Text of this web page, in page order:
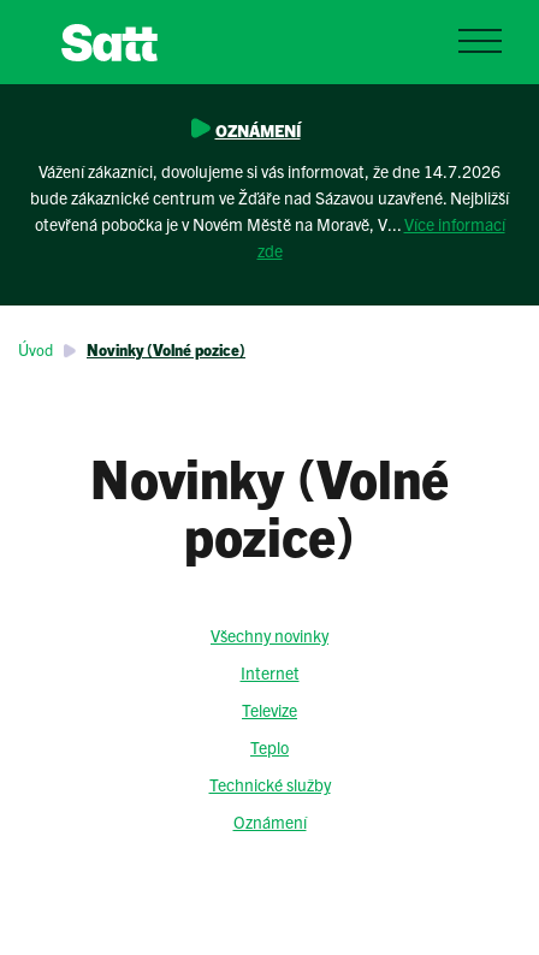
OZNÁMENÍ
Vážení zákazníci, dovolujeme si vás informovat, že dne 14.7.2026
bude zákaznické centrum ve Žďáře nad Sázavou uzavřené. Nejbližší
otevřená pobočka je v Novém Městě na Moravě, V...Více informací
zde
Úvod Novinky (Volné pozice)
Novinky (Volné
pozice)
Všechny novinky
Internet
Televize
Teplo
Technické služby
Oznámení